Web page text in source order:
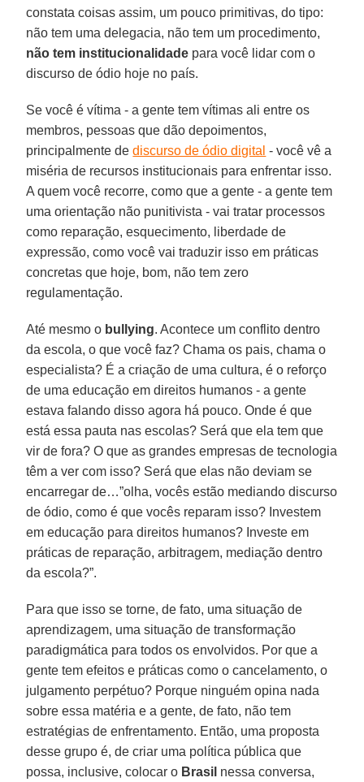
constata coisas assim, um pouco primitivas, do tipo:
não tem uma delegacia, não tem um procedimento,
não tem institucionalidade para você lidar com o
discurso de ódio hoje no país.
Se você é vítima - a gente tem vítimas ali entre os
membros, pessoas que dão depoimentos,
principalmente dediscurso de ódio digital - você vê a
miséria de recursos institucionais para enfrentar isso.
A quem você recorre, como que a gente - a gente tem
uma orientação não punitivista - vai tratar processos
como reparação, esquecimento, liberdade de
expressão, como você vai traduzir isso em práticas
concretas que hoje, bom, não tem zero
regulamentação.
Até mesmo o bullying. Acontece um conflito dentro
da escola, o que você faz? Chama os pais, chama o
especialista? É a criação de uma cultura, é o reforço
de uma educação em direitos humanos - a gente
estava falando disso agora há pouco. Onde é que
está essa pauta nas escolas? Será que ela tem que
vir de fora? O que as grandes empresas de tecnologia
têm a ver com isso? Será que elas não deviam se
encarregar de…”olha, vocês estão mediando discurso
de ódio, como é que vocês reparam isso? Investem
em educação para direitos humanos? Investe em
práticas de reparação, arbitragem, mediação dentro
da escola?”.
Para que isso se torne, de fato, uma situação de
aprendizagem, uma situação de transformação
paradigmática para todos os envolvidos. Por que a
gente tem efeitos e práticas como o cancelamento, o
julgamento perpétuo? Porque ninguém opina nada
sobre essa matéria e a gente, de fato, não tem
estratégias de enfrentamento. Então, uma proposta
desse grupo é, de criar uma política pública que
possa, inclusive, colocar o Brasil nessa conversa,